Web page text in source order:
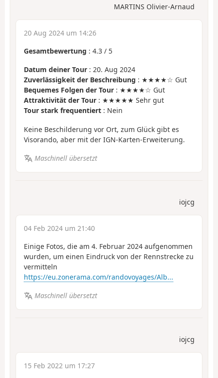
MARTINS Olivier-Arnaud
20 Aug 2024 um 14:26
Gesamtbewertung : 4.3 / 5
Datum deiner Tour : 20. Aug 2024
Zuverlässigkeit der Beschreibung : ★★★★☆ Gut
Bequemes Folgen der Tour : ★★★★☆ Gut
Attraktivität der Tour : ★★★★★ Sehr gut
Tour stark frequentiert : Nein
Keine Beschilderung vor Ort, zum Glück gibt es
Visorando, aber mit der IGN-Karten-Erweiterung.
Maschinell übersetzt
iojcg
04 Feb 2024 um 21:40
Einige Fotos, die am 4. Februar 2024 aufgenommen
wurden, um einen Eindruck von der Rennstrecke zu
vermitteln
https://eu.zonerama.com/randovoyages/Alb...
Maschinell übersetzt
iojcg
15 Feb 2022 um 17:27